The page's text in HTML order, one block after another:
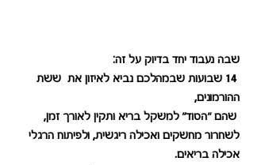
שבה נעבוד יחד בדיוק על זה:
14 שבועות שבמהלכם נביא לאיזון את  ששת
ההורמונים,
שהם "הסוד" למשקל בריא ותקין לאורך זמן,
לשחרור מחשקים ואכילה ריגשית, ולפיתוח הרגלי
אכילה בריאים.